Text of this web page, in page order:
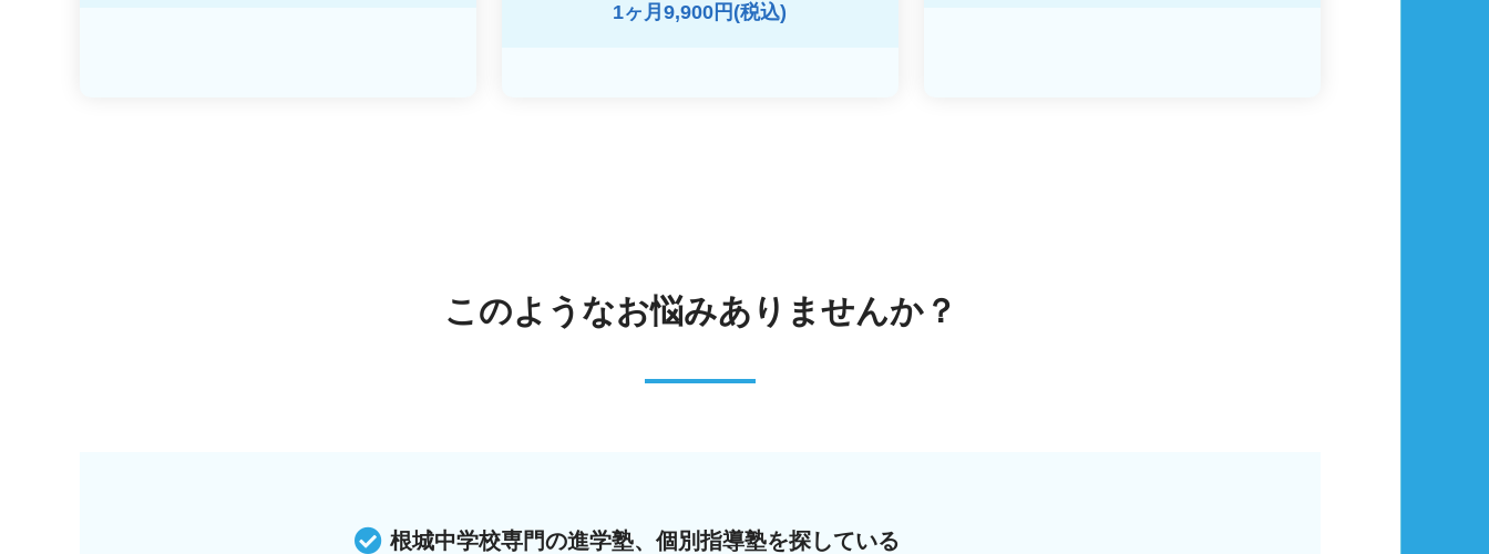
1ヶ月9,900円(税込)
このようなお悩みありませんか？
根城中学校専門の進学塾、個別指導塾を探している